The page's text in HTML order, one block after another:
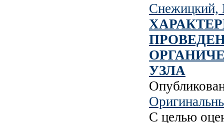
УЗЛА
С целью